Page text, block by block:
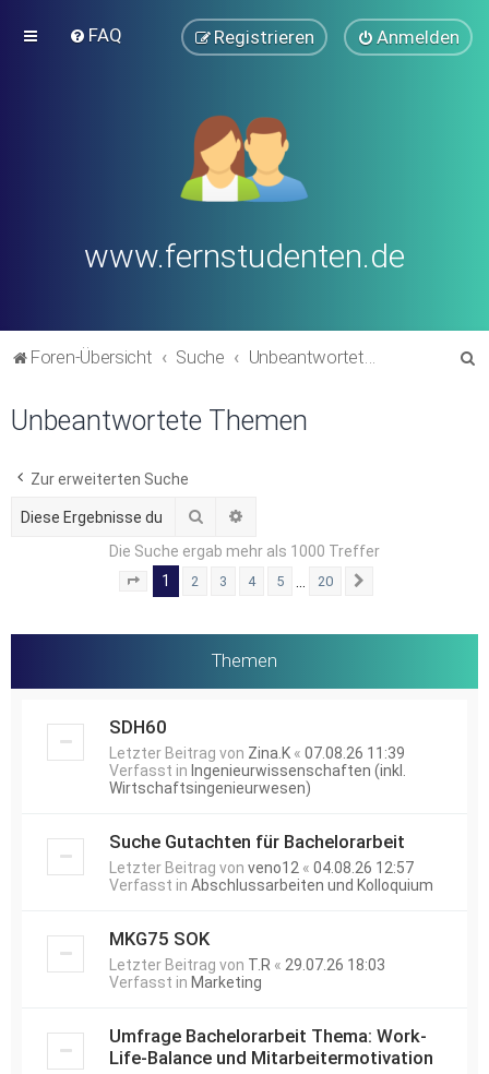
FAQ Anmelden
Registrieren
www.fernstudenten.de
Foren-Übersicht Suche Unbeantwortete Themen
Unbeantwortete Themen
Zur erweiterten Suche
Suche
Die Suche ergab mehr als 1000 Treffer
Seite von 20
1 2 3 4 5 20
Themen
SDH60
Letzter Beitrag von Zina.K « 07.08.26 11:39
Verfasst in Ingenieurwissenschaften (inkl.
Wirtschaftsingenieurwesen)
Suche Gutachten für Bachelorarbeit
Letzter Beitrag von veno12 « 04.08.26 12:57
Verfasst in Abschlussarbeiten und Kolloquium
MKG75 SOK
Letzter Beitrag von T.R « 29.07.26 18:03
Verfasst in Marketing
Umfrage Bachelorarbeit Thema: Work-
Life-Balance und Mitarbeitermotivation